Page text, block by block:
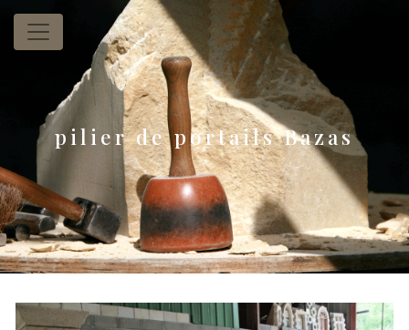
Panneau de gestion des cookies
pilier de portails Bazas